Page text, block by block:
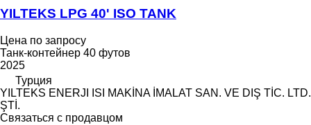
YILTEKS LPG 40' ISO TANK
Цена по запросу
Танк-контейнер 40 футов
2025
Турция
YILTEKS ENERJI ISI MAKİNA İMALAT SAN. VE DIŞ TİC. LTD.
ŞTİ.
Связаться с продавцом